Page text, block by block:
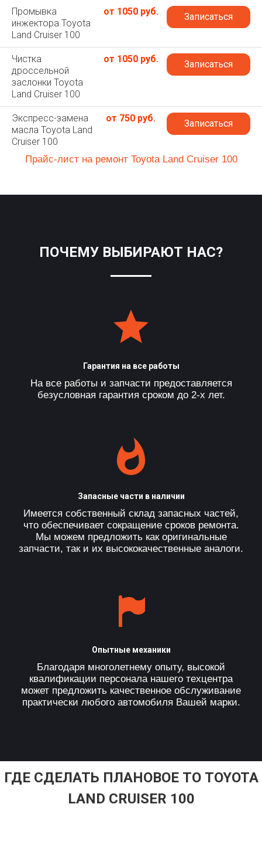
Промывка
инжектора Toyota
Land Cruiser 100
от 1050 руб. Записаться
Чистка
дроссельной
заслонки Toyota
Land Cruiser 100
от 1050 руб. Записаться
Экспресс-замена
масла Toyota Land
Cruiser 100
от 750 руб. Записаться
Прайс-лист на ремонт Toyota Land Cruiser 100
ПОЧЕМУ ВЫБИРАЮТ НАС?
Гарантия на все работы
На все работы и запчасти предоставляется
безусловная гарантия сроком до 2-х лет.
Запасные части в наличии
Имеется собственный склад запасных частей,
что обеспечивает сокращение сроков ремонта.
Мы можем предложить как оригинальные
запчасти, так и их высококачественные аналоги.
Опытные механики
Благодаря многолетнему опыту, высокой
квалификации персонала нашего техцентра
может предложить качественное обслуживание
практически любого автомобиля Вашей марки.
ГДЕ СДЕЛАТЬ ПЛАНОВОЕ ТО TOYOTA
LAND CRUISER 100